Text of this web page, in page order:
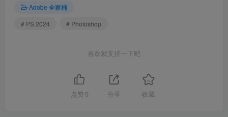
Adobe 全家桶
# PS 2024
# Photoshop
喜欢就支持一下吧
点赞 5 分享 收藏